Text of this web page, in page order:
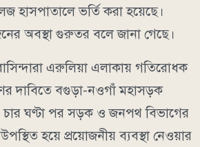
হাসপাতালে ভর্তি করা হয়েছে।
অবস্থা গুরুতর বলে জানা গেছে।
এরুলিয়া এলাকায় গতিরোধক
দাবিতে বগুড়া-নওগাঁ মহাসড়ক
ঘণ্টা পর সড়ক ও জনপথ বিভাগের
উপস্থিত হয়ে প্রয়োজনীয় ব্যবস্থা নেওয়ার